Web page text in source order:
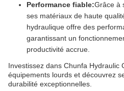
Performance fiable:Grâce à
ses matériaux de haute
hydraulique offre des
garantissant un
productivité accrue.
Investissez dans Chunfa Hydraulic
équipements lourds et découvrez
durabilité exceptionnelles.